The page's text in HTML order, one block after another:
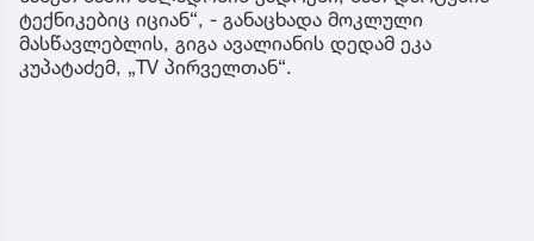
ტექნიკებიც იციან“, - განაცხადა მოკლული
მასწავლებლის, გიგა ავალიანის დედამ ეკა
კუპატაძემ, „TV პირველთან“.